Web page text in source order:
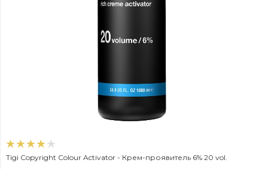
Tigi Copyright Colour Activator - Крем-проявитель 6% 20 vol.